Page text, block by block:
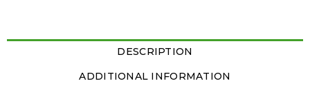
DESCRIPTION
ADDITIONAL INFORMATION